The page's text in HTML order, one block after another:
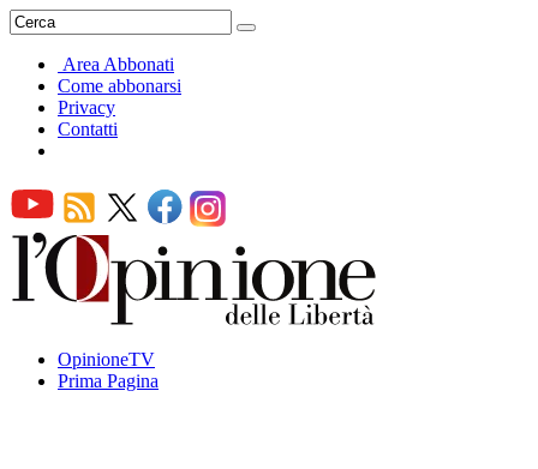
Area Abbonati
Come abbonarsi
Privacy
Contatti
OpinioneTV
Prima Pagina